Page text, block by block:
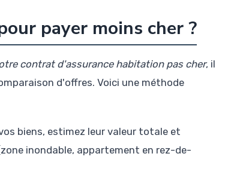
payer moins cher ?
contrat d'assurance habitation pas cher, il
d'offres. Voici une méthode
biens, estimez leur valeur totale et
inondable, appartement en rez-de-